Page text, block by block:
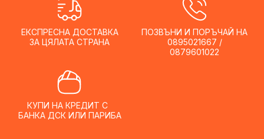
ЕКСПРЕСНА ДОСТАВКА
ЗА ЦЯЛАТА СТРАНА
ПОЗВЪНИ И ПОРЪЧАЙ НА
0895021667 /
0879601022
КУПИ НА КРЕДИТ С
БАНКА ДСК ИЛИ ПАРИБА